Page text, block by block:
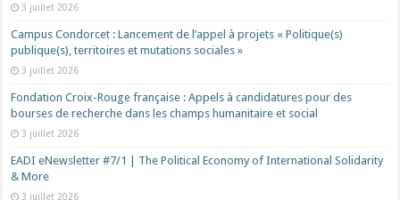
3 juillet 2026
Campus Condorcet : Lancement de l’appel à projets « Politique(s)
publique(s), territoires et mutations sociales »
3 juillet 2026
Fondation Croix-Rouge française : Appels à candidatures pour des
bourses de recherche dans les champs humanitaire et social
3 juillet 2026
EADI eNewsletter #7/1 | The Political Economy of International Solidarity
& More
3 juillet 2026